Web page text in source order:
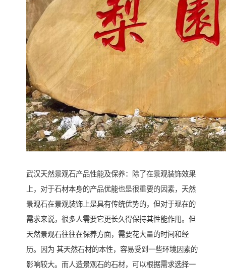
武汉天然景观石产品性能及保养：除了在景观装饰效果
上，对于石材本身的产品优能也是很重要的因素，天然
景观石在景观装饰上是具有传统优势的，但对于现在的
需求来说，很多人需要它更长久得保持其性能作用。但
天然景观石往往在保养方面，需要花大量的时间和经
历。因为 其天然石材的本性，容易受到一些环境因素的
影响较大。而人造景观石的石材，可以根据需求选择一